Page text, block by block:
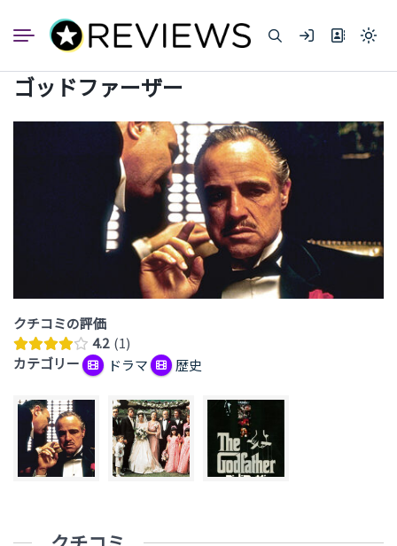
ン
Light
dark)
ゴッドファーザー
クチコミの評価
4.2 1
カテゴリー
ドラマ 歴史